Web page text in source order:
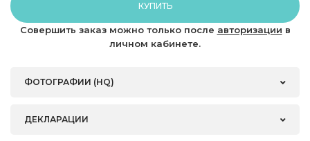
КУПИТЬ
Совершить заказ можно только после авторизации в
личном кабинете.
ФОТОГРАФИИ (HQ)
ДЕКЛАРАЦИИ